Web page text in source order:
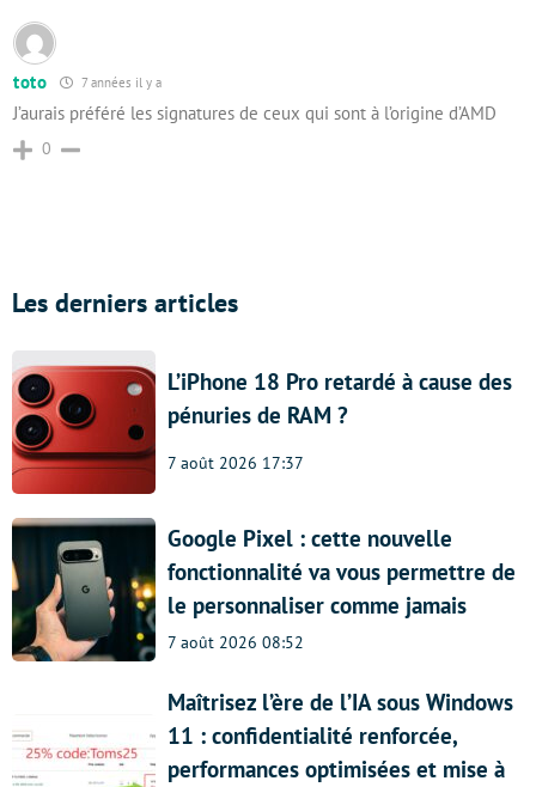
toto 7 années il y a
J’aurais préféré les signatures de ceux qui sont à l’origine d’AMD
0
Les derniers articles
L’iPhone 18 Pro retardé à cause des
pénuries de RAM ?
7 août 2026 17:37
Google Pixel : cette nouvelle
fonctionnalité va vous permettre de
le personnaliser comme jamais
7 août 2026 08:52
Maîtrisez l’ère de l’IA sous Windows
11 : confidentialité renforcée,
performances optimisées et mise à